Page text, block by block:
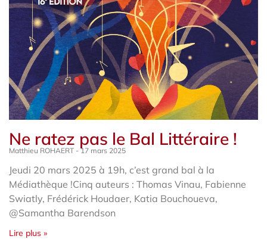
Ne ratez pas le Bal Littéraire !
Matthieu ROHAERT 17 mars 2025
Jeudi 20 mars 2025 à 19h, c’est grand bal à la
Médiathèque !Cinq auteurs : Thomas Vinau, Fabienne
Swiatly, Frédérick Houdaer, Katia Bouchoueva,
@Samantha Barendson
Lire plus »